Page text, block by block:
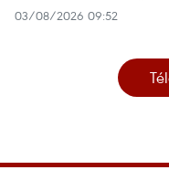
03/08/2026 09:52